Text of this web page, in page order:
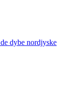
dybe nordjyske